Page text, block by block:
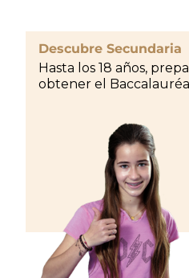
Descubre Secundaria
Hasta los 18 años,
obtener el